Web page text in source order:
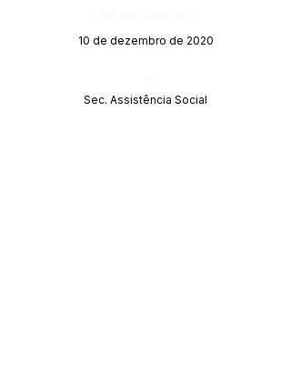
10 de dezembro de 2020
Sec. Assistência Social